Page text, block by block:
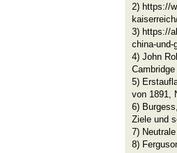
2) https://
3) https://
china-und-
4) John
5)
von 1891,
6)
Ziele und
7)
8)